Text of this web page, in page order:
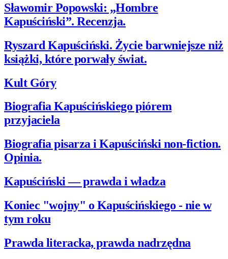
Sławomir Popowski: „Hombre
Kapuściński”. Recenzja.
Ryszard Kapuściński. Życie barwniejsze niż
książki, które porwały świat.
Kult Góry
Biografia Kapuścińskiego piórem
przyjaciela
Biografia pisarza i Kapuściński non-fiction.
Opinia.
Kapuściński — prawda i władza
Koniec "wojny" o Kapuścińskiego - nie w
tym roku
Prawda literacka, prawda nadrzędna